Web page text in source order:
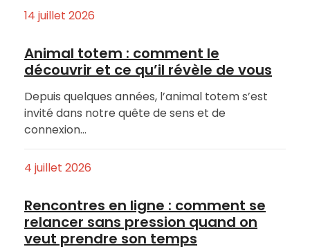
14 juillet 2026
Animal totem : comment le
découvrir et ce qu’il révèle de vous
Depuis quelques années, l’animal totem s’est
invité dans notre quête de sens et de
connexion…
4 juillet 2026
Rencontres en ligne : comment se
relancer sans pression quand on
veut prendre son temps